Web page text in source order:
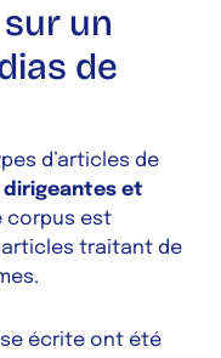
un
de
d’articles de
et
corpus est
traitant de
écrite ont été